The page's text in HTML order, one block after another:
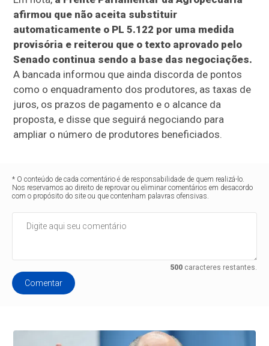
afirmou que não aceita substituir
automaticamente o PL 5.122 por uma medida
provisória e reiterou que o texto aprovado pelo
Senado continua sendo a base das negociações.
A bancada informou que ainda discorda de pontos
como o enquadramento dos produtores, as taxas de
juros, os prazos de pagamento e o alcance da
proposta, e disse que seguirá negociando para
ampliar o número de produtores beneficiados.
* O conteúdo de cada comentário é de responsabilidade de quem realizá-lo.
Nos reservamos ao direito de reprovar ou eliminar comentários em desacordo
com o propósito do site ou que contenham palavras ofensivas.
500caracteres restantes.
Comentar